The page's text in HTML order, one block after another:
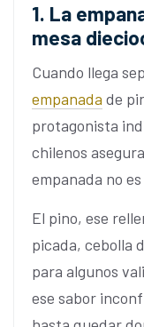
1. La
mesa
Cuando llega
empanada de
protagonista
chilenos
empanada no
El pino, ese
picada, cebolla
para algunos
ese sabor